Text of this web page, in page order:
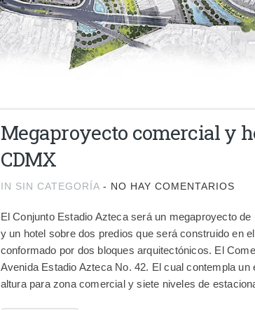
Megaproyecto comercial y
CDMX
IN SIN CATEGORÍA - NO HAY COMENTARIOS
El Conjunto Estadio Azteca será un megaproyecto
y un hotel sobre dos predios que será construido en
conformado por dos bloques arquitectónicos. El
Avenida Estadio Azteca No. 42. El cual contempla
altura para zona comercial y siete niveles de